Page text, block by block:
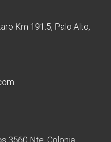
Km 191.5, Palo Alto,
3560 Nte. Colonia